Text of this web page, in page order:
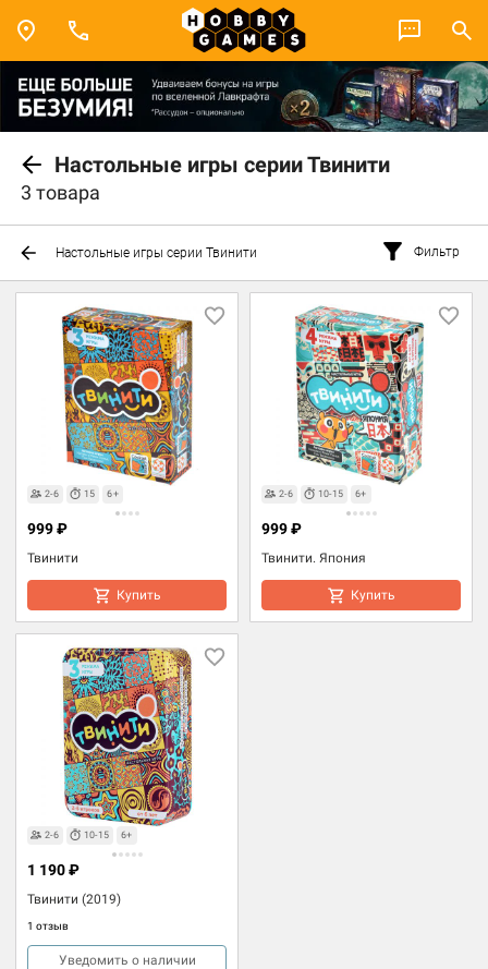
Настольные игры серии Твинити
3 товара
Настольные игры серии Твинити Фильтр
2-6 15 6+
Твинити
999 ₽
Купить
2-6 10-15 6+
Твинити. Япония
999 ₽
Купить
2-6 10-15 6+
Твинити (2019)
1 отзыв
1 190 ₽
Уведомить о наличии